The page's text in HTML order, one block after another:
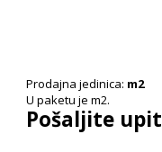
Prodajna jedinica: m2
U paketu je m2.
Pošaljite upit